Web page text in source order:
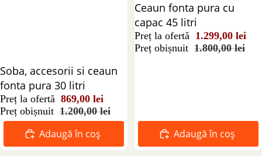
Reducere 28%
Soba, accesorii si ceaun
fonta pura 30 litri
Preț la ofertă 869,00 lei
Preț obișnuit 1.200,00 lei
Adaugă în coș
Reducere 28%
Ceaun fonta pura cu
capac 45 litri
Preț la ofertă 1.299,00 lei
Preț obișnuit 1.800,00 lei
Adaugă în coș